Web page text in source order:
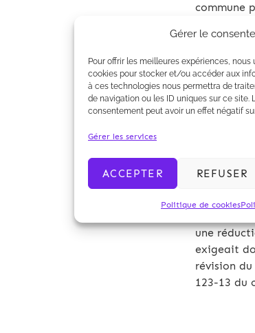
Gérer le
Pour offrir les meilleures expériences,
cookies pour stocker et/ou accéder aux
à ces technologies nous permettra de
de navigation ou les ID uniques sur ce
consentement peut avoir un effet négatif
Gérer les services
ACCEPTER REFUSER
Politique de cookies
commune
naturelle
site
d’origine
espaces
du PLU
une
exigeait
révision
123-13 du